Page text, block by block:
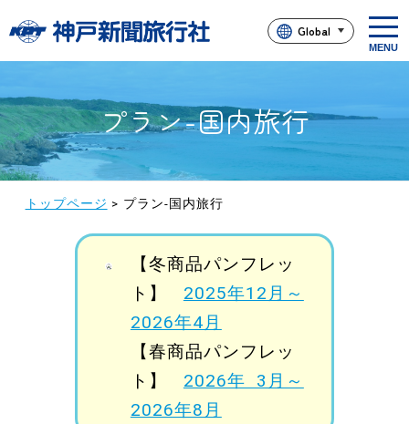
t
o
g
g
Global
プラン-国内旅行
トップページ > プラン-国内旅行
【冬商品パンフレッ
ト】 2025年12月～
2026年4月
【春商品パンフレッ
ト】 2026年 3月～
2026年8月